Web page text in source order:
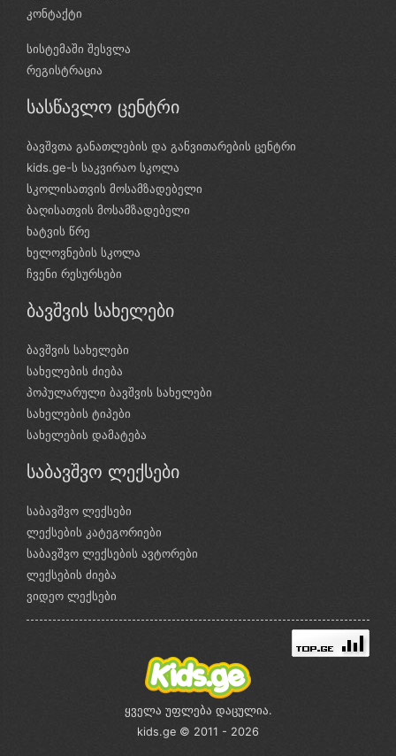
კონტაქტი
სისტემაში შესვლა
რეგისტრაცია
სასწავლო ცენტრი
ბავშვთა განათლების და განვითარების ცენტრი
kids.ge-ს საკვირაო სკოლა
სკოლისათვის მოსამზადებელი
ბაღისათვის მოსამზადებელი
ხატვის წრე
ხელოვნების სკოლა
ჩვენი რესურსები
ბავშვის სახელები
ბავშვის სახელები
სახელების ძიება
პოპულარული ბავშვის სახელები
სახელების ტიპები
სახელების დამატება
საბავშვო ლექსები
საბავშვო ლექსები
ლექსების კატეგორიები
საბავშვო ლექსების ავტორები
ლექსების ძიება
ვიდეო ლექსები
ყველა უფლება დაცულია.
kids.ge © 2011 - 2026